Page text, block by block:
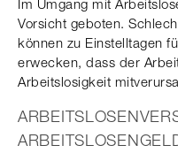
Im Umgang mit
Vorsicht geboten.
können zu Einstelltagen
erwecken, dass der
Arbeitslosigkeit